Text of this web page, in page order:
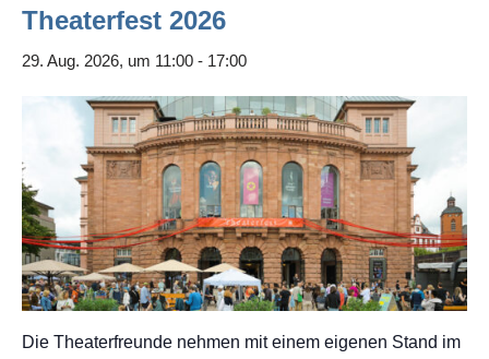
Theaterfest 2026
29. Aug. 2026, um 11:00 - 17:00
Die Theaterfreunde nehmen mit einem eigenen Stand im